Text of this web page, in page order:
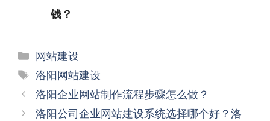
钱？
分
类
网站建设
标
签
洛阳网站建设
文
章
洛阳企业网站制作流程步骤怎么做？
洛阳公司企业网站建设系统选择哪个好？洛